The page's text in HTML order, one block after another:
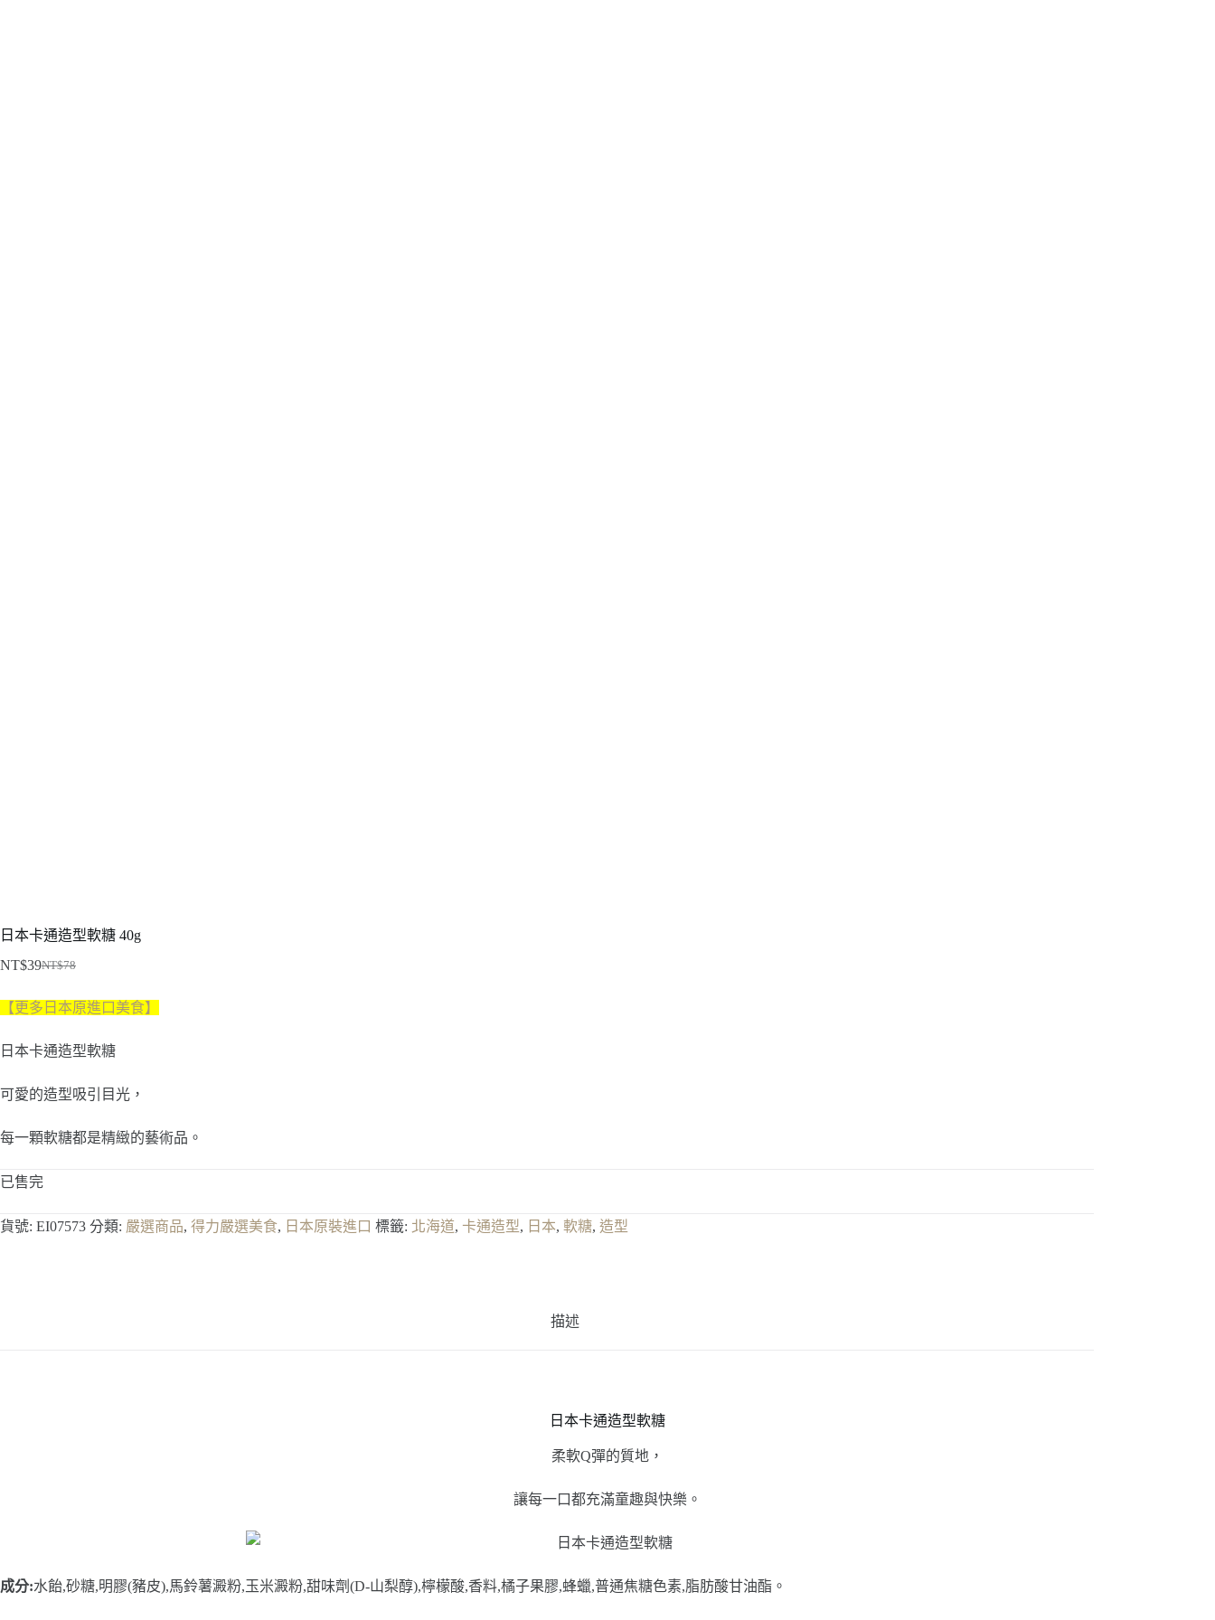
日本卡通造型軟糖 40g
NT$78
始
價
格：
NT$39
前
價
格：
【更多日本原進口美食】
日本卡通造型軟糖
可愛的造型吸引目光，
每一顆軟糖都是精緻的藝術品。
已售完
貨號: EI07573 分類: 嚴選商品, 得力嚴選美食, 日本原裝進口 標籤: 北海道, 卡通造型, 日本, 軟糖, 造型
描述
日本卡通造型軟糖
柔軟Q彈的質地，
讓每一口都充滿童趣與快樂。
成分:水飴,砂糖,明膠(豬皮),馬鈴薯澱粉,玉米澱粉,甜味劑(D-山梨醇),檸檬酸,香料,橘子果膠,蜂蠟,普通焦糖色素,脂肪酸甘油酯。